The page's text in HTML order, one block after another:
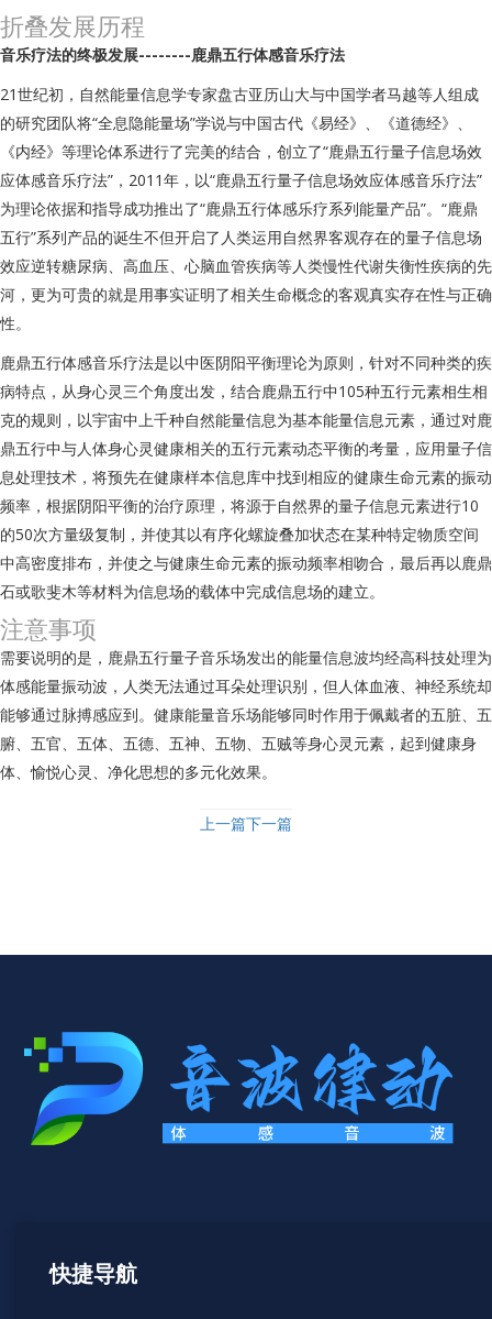
折叠发展历程
音乐疗法的终极发展--------鹿鼎五行体感音乐疗法
21世纪初，自然能量信息学专家盘古亚历山大与中国学者马越等人组成
的研究团队将“全息隐能量场”学说与中国古代《易经》、《道德经》、
《内经》等理论体系进行了完美的结合，创立了“鹿鼎五行量子信息场效
应体感音乐疗法”，2011年，以“鹿鼎五行量子信息场效应体感音乐疗法”
为理论依据和指导成功推出了“鹿鼎五行体感乐疗系列能量产品”。“鹿鼎
五行”系列产品的诞生不但开启了人类运用自然界客观存在的量子信息场
效应逆转糖尿病、高血压、心脑血管疾病等人类慢性代谢失衡性疾病的先
河，更为可贵的就是用事实证明了相关生命概念的客观真实存在性与正确
性。
鹿鼎五行体感音乐疗法是以中医阴阳平衡理论为原则，针对不同种类的疾
病特点，从身心灵三个角度出发，结合鹿鼎五行中105种五行元素相生相
克的规则，以宇宙中上千种自然能量信息为基本能量信息元素，通过对鹿
鼎五行中与人体身心灵健康相关的五行元素动态平衡的考量，应用量子信
息处理技术，将预先在健康样本信息库中找到相应的健康生命元素的振动
频率，根据阴阳平衡的治疗原理，将源于自然界的量子信息元素进行10
的50次方量级复制，并使其以有序化螺旋叠加状态在某种特定物质空间
中高密度排布，并使之与健康生命元素的振动频率相吻合，最后再以鹿鼎
石或歌斐木等材料为信息场的载体中完成信息场的建立。
注意事项
需要说明的是，鹿鼎五行量子音乐场发出的能量信息波均经高科技处理为
体感能量振动波，人类无法通过耳朵处理识别，但人体血液、神经系统却
能够通过脉搏感应到。健康能量音乐场能够同时作用于佩戴者的五脏、五
腑、五官、五体、五德、五神、五物、五贼等身心灵元素，起到健康身
体、愉悦心灵、净化思想的多元化效果。
上一篇下一篇
快捷导航